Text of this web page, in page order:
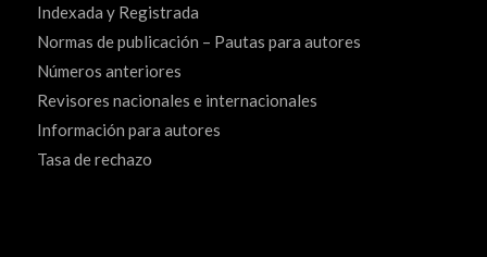
Indexada y Registrada
Normas de publicación – Pautas para autores
Números anteriores
Revisores nacionales e internacionales
Información para autores
Tasa de rechazo